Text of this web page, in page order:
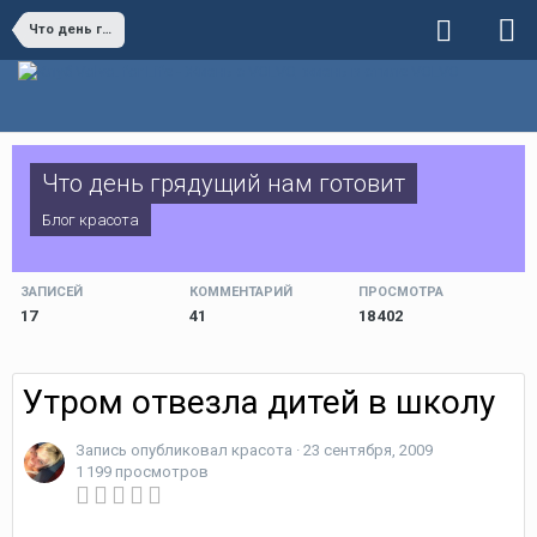
Что день грядущий нам готовит
Что день грядущий нам готовит
Блог красота
ЗАПИСЕЙ
17
КОММЕНТАРИЙ
41
ПРОСМОТРА
18 402
Утром отвезла дитей в школу
Запись опубликовал красота · 23 сентября, 2009
1 199 просмотров